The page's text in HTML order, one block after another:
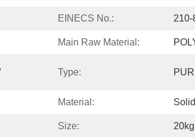
EINECS No.: 210-
Main Raw Material:
Type:
Material: Solid
Size: 20kg